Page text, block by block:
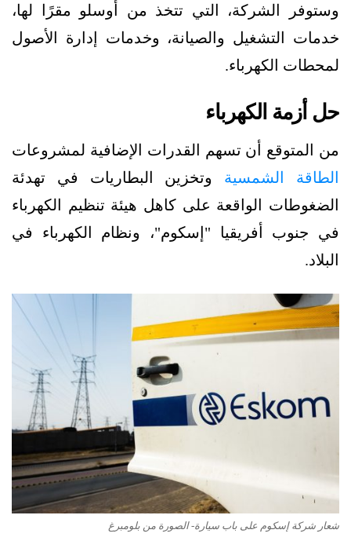
وستوفر الشركة، التي تتخذ من أوسلو مقرًا لها،
خدمات التشغيل والصيانة، وخدمات إدارة الأصول
لمحطات الكهرباء.
حل أزمة الكهرباء
من المتوقع أن تسهم القدرات الإضافية لمشروعات
الطاقة الشمسية وتخزين البطاريات في تهدئة
الضغوطات الواقعة على كاهل هيئة تنظيم الكهرباء
في جنوب أفريقيا "إسكوم"، ونظام الكهرباء في
البلاد.
شعار شركة إسكوم على باب سيارة- الصورة من بلومبرغ